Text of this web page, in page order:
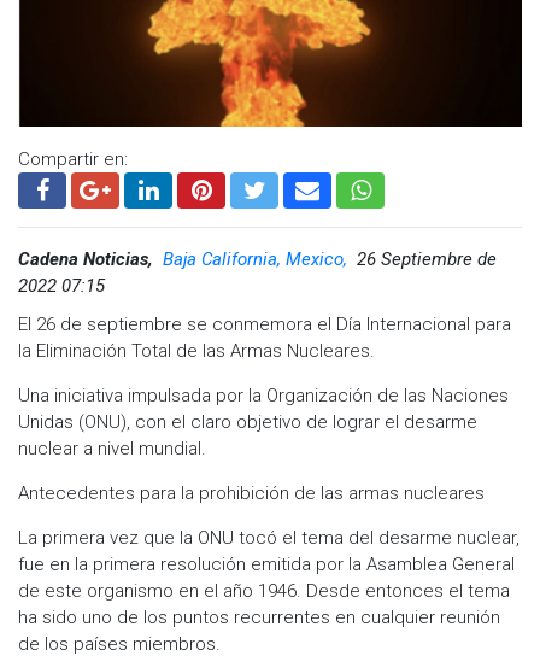
Compartir en:
Cadena Noticias, Baja California, Mexico, 26 Septiembre de
2022 07:15
El 26 de septiembre se conmemora el Día Internacional para
la Eliminación Total de las Armas Nucleares.
Una iniciativa impulsada por la Organización de las Naciones
Unidas (ONU), con el claro objetivo de lograr el desarme
nuclear a nivel mundial.
Antecedentes para la prohibición de las armas nucleares
La primera vez que la ONU tocó el tema del desarme nuclear,
fue en la primera resolución emitida por la Asamblea General
de este organismo en el año 1946. Desde entonces el tema
ha sido uno de los puntos recurrentes en cualquier reunión
de los países miembros.